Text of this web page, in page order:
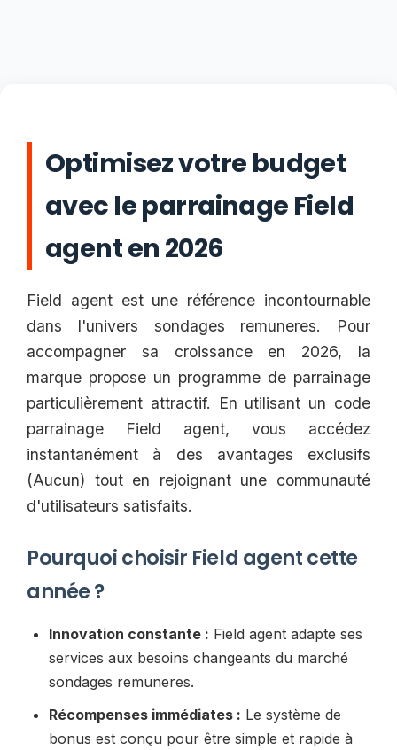
Optimisez votre budget
avec le parrainage Field
agent en 2026
Field agent est une référence incontournable
dans l'univers sondages remuneres. Pour
accompagner sa croissance en 2026, la
marque propose un programme de parrainage
particulièrement attractif. En utilisant un code
parrainage Field agent, vous accédez
instantanément à des avantages exclusifs
(Aucun) tout en rejoignant une communauté
d'utilisateurs satisfaits.
Pourquoi choisir Field agent cette
année ?
Innovation constante : Field agent adapte ses
services aux besoins changeants du marché
sondages remuneres.
Récompenses immédiates : Le système de
bonus est conçu pour être simple et rapide à